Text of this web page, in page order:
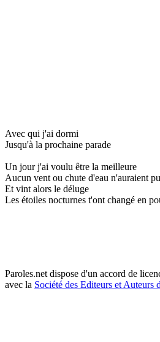
Avec qui j'ai dormi
Jusqu'à la prochaine parade
Un jour j'ai voulu être la meilleure
Aucun vent ou chute d'eau n'auraient
Et vint alors le déluge
Les étoiles nocturnes t'ont changé en
Paroles.net dispose d'un accord de
avec la Société des Editeurs et Auteurs